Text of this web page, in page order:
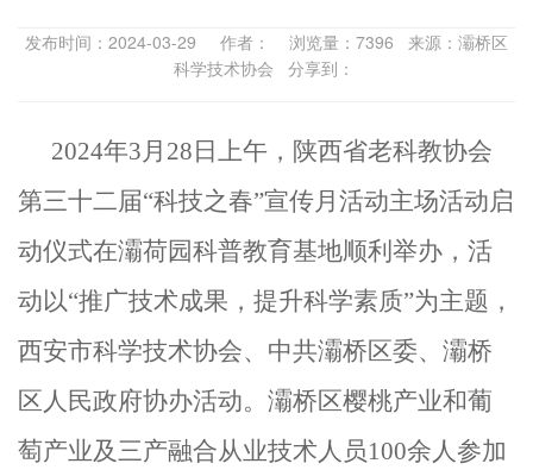
发布时间：2024-03-29 作者： 浏览量：7396 来源：灞桥区
科学技术协会 分享到：
2024年3月28日上午 ， 陕西省老科教协会
第三十二届“科技之春”宣传月 活动主场活动启
动仪式在灞荷园科普教育基地顺利举办 ， 活
动以“推广技术成果，提升科学素质”为主题，
西安市科学技术协会、中共灞桥区委、灞桥
区人民政府协办活动。灞桥区樱桃产业和葡
萄产业及三产融合从业技术人员100余人参加